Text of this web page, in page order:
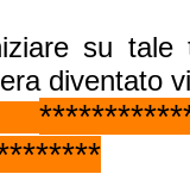
su tale
diventato